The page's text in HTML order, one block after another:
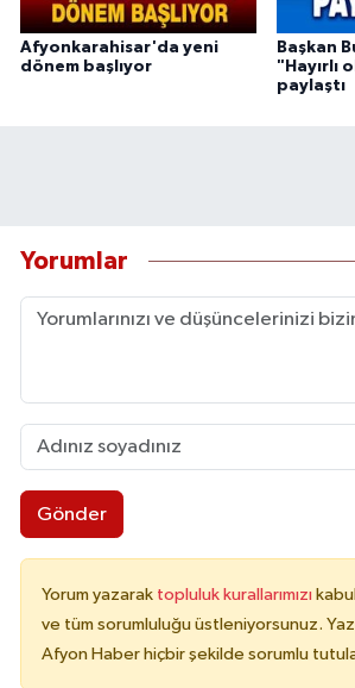
Afyonkarahisar'da yeni
dönem başlıyor
Başkan
"Hayırlı
paylaştı
Yorumlar
Gönder
Yorum yazarak topluluk kurallarımızı
ve tüm sorumluluğu üstleniyorsunuz.
Afyon Haber hiçbir şekilde sorumlu